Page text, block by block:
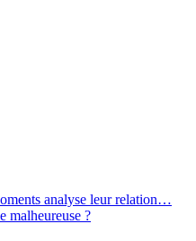
analyse leur relation…
malheureuse ?